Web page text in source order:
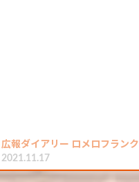
広報ダイアリー ロメロフランク
2021.11.17